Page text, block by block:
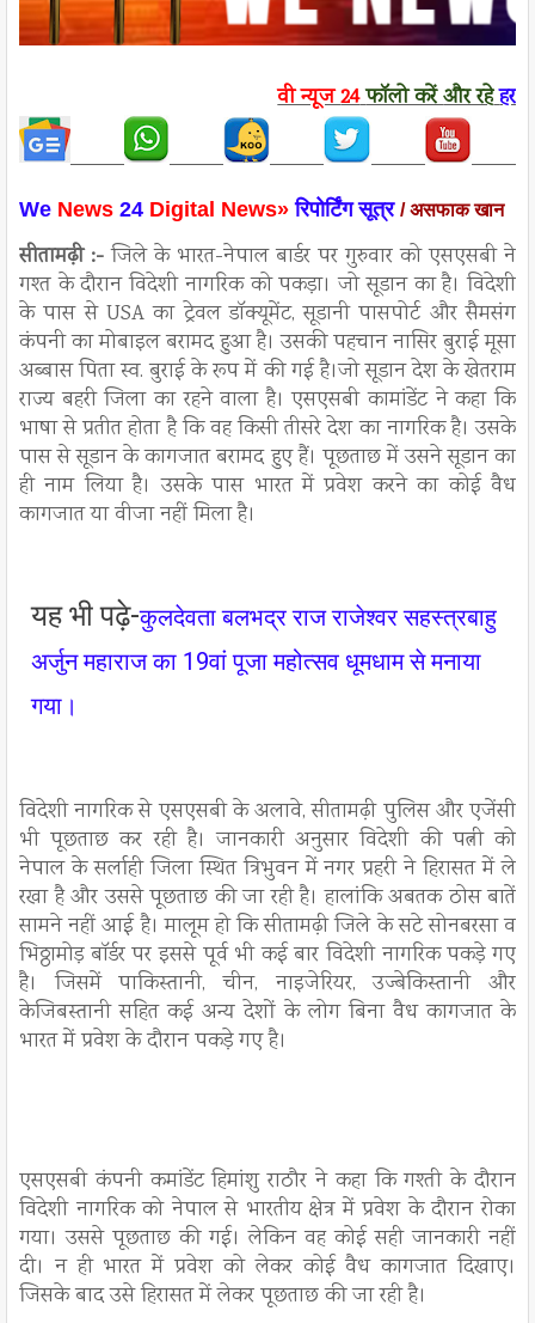
वी न्यूज24फॉलो करेंऔर रहेहर
We News 24 Digital News»रिपोर्टिंग सूत्र / असफाक खान
सीतामढ़ी :-जिले के भारत-नेपाल बार्डर पर गुरुवार को एसएसबी ने
गश्त के दौरान विदेशी नागरिक को पकड़ा। जो सूडान का है। विदेशी
के पास से USA का ट्रेवल डॉक्यूमेंट, सूडानी पासपोर्ट और सैमसंग
कंपनी का मोबाइल बरामद हुआ है। उसकी पहचान नासिर बुराई मूसा
अब्बास पिता स्व. बुराई के रूप में की गई है।जो सूडान देश के खेतराम
राज्य बहरी जिला का रहने वाला है। एसएसबी कामांडेंट ने कहा कि
भाषा से प्रतीत होता है कि वह किसी तीसरे देश का नागरिक है। उसके
पास से सूडान के कागजात बरामद हुए हैं। पूछताछ में उसने सूडान का
ही नाम लिया है। उसके पास भारत में प्रवेश करने का कोई वैध
कागजात या वीजा नहीं मिला है।
यह भी पढ़े-कुलदेवता बलभद्र राज राजेश्वर सहस्त्रबाहु
अर्जुन महाराज का 19वां पूजा महोत्सव धूमधाम से मनाया
गया।
विदेशी नागरिक से एसएसबी के अलावे, सीतामढ़ी पुलिस और एजेंसी
भी पूछताछ कर रही है। जानकारी अनुसार विदेशी की पत्नी को
नेपाल के सर्लाही जिला स्थित त्रिभुवन में नगर प्रहरी ने हिरासत में ले
रखा है और उससे पूछताछ की जा रही है। हालांकि अबतक ठोस बातें
सामने नहीं आई है। मालूम हो कि सीतामढ़ी जिले के सटे सोनबरसा व
भिठ्ठामोड़ बॉर्डर पर इससे पूर्व भी कई बार विदेशी नागरिक पकड़े गए
है। जिसमें पाकिस्तानी, चीन, नाइजेरियर, उज्बेकिस्तानी और
केजिबस्तानी सहित कई अन्य देशों के लोग बिना वैध कागजात के
भारत में प्रवेश के दौरान पकड़े गए है।
एसएसबी कंपनी कमांडेंट हिमांशु राठौर ने कहा कि गश्ती के दौरान
विदेशी नागरिक को नेपाल से भारतीय क्षेत्र में प्रवेश के दौरान रोका
गया। उससे पूछताछ की गई। लेकिन वह कोई सही जानकारी नहीं
दी। न ही भारत में प्रवेश को लेकर कोई वैध कागजात दिखाए।
जिसके बाद उसे हिरासत में लेकर पूछताछ की जा रही है।